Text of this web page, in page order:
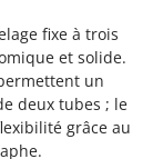
fixe à trois
et solide.
un
deux tubes ; le
grâce au